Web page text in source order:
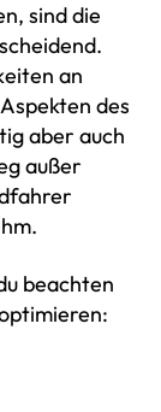
sind die
an
des
aber auch
außer
beachten